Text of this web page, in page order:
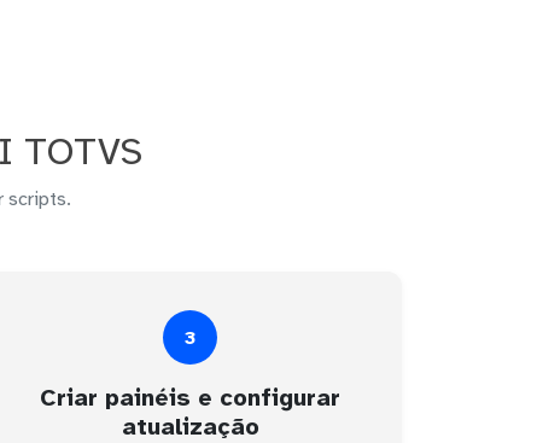
TOTVS
scripts.
3
Criar painéis e configurar
atualização